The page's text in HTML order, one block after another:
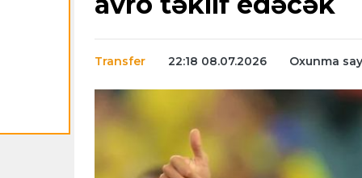
Transfer 22:18 08.07.2026 Oxunma